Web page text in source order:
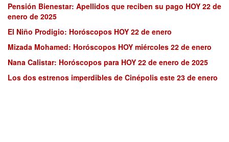
Pensión Bienestar: Apellidos que reciben su pago HOY 22 de
enero de 2025
El Niño Prodigio: Horóscopos HOY 22 de enero
Mizada Mohamed: Horóscopos HOY miércoles 22 de enero
Nana Calistar: Horóscopos para HOY 22 de enero de 2025
Los dos estrenos imperdibles de Cinépolis este 23 de enero